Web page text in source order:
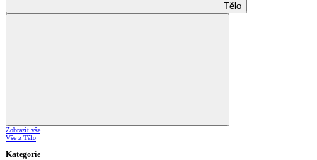
Tělo
Zobrazit vše
Vše z Tělo
Kategorie